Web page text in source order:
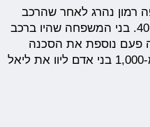
נער בן 13 ממצפה רמון נהרג לאחר שהרכב
המשפחתי התנגש בגמל בכביש 40. בני המשפחה שהיו ברכב
פעם נוספת את הסכנה
שבגמלים המשוטטים. למעלה מ-1,000 בני אדם ליוו את ליאל